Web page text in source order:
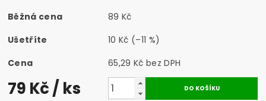
Běžná cena
89 Kč
Ušetříte
10 Kč (–11 %)
Cena
65,29 Kč bez DPH
79 Kč/ ks